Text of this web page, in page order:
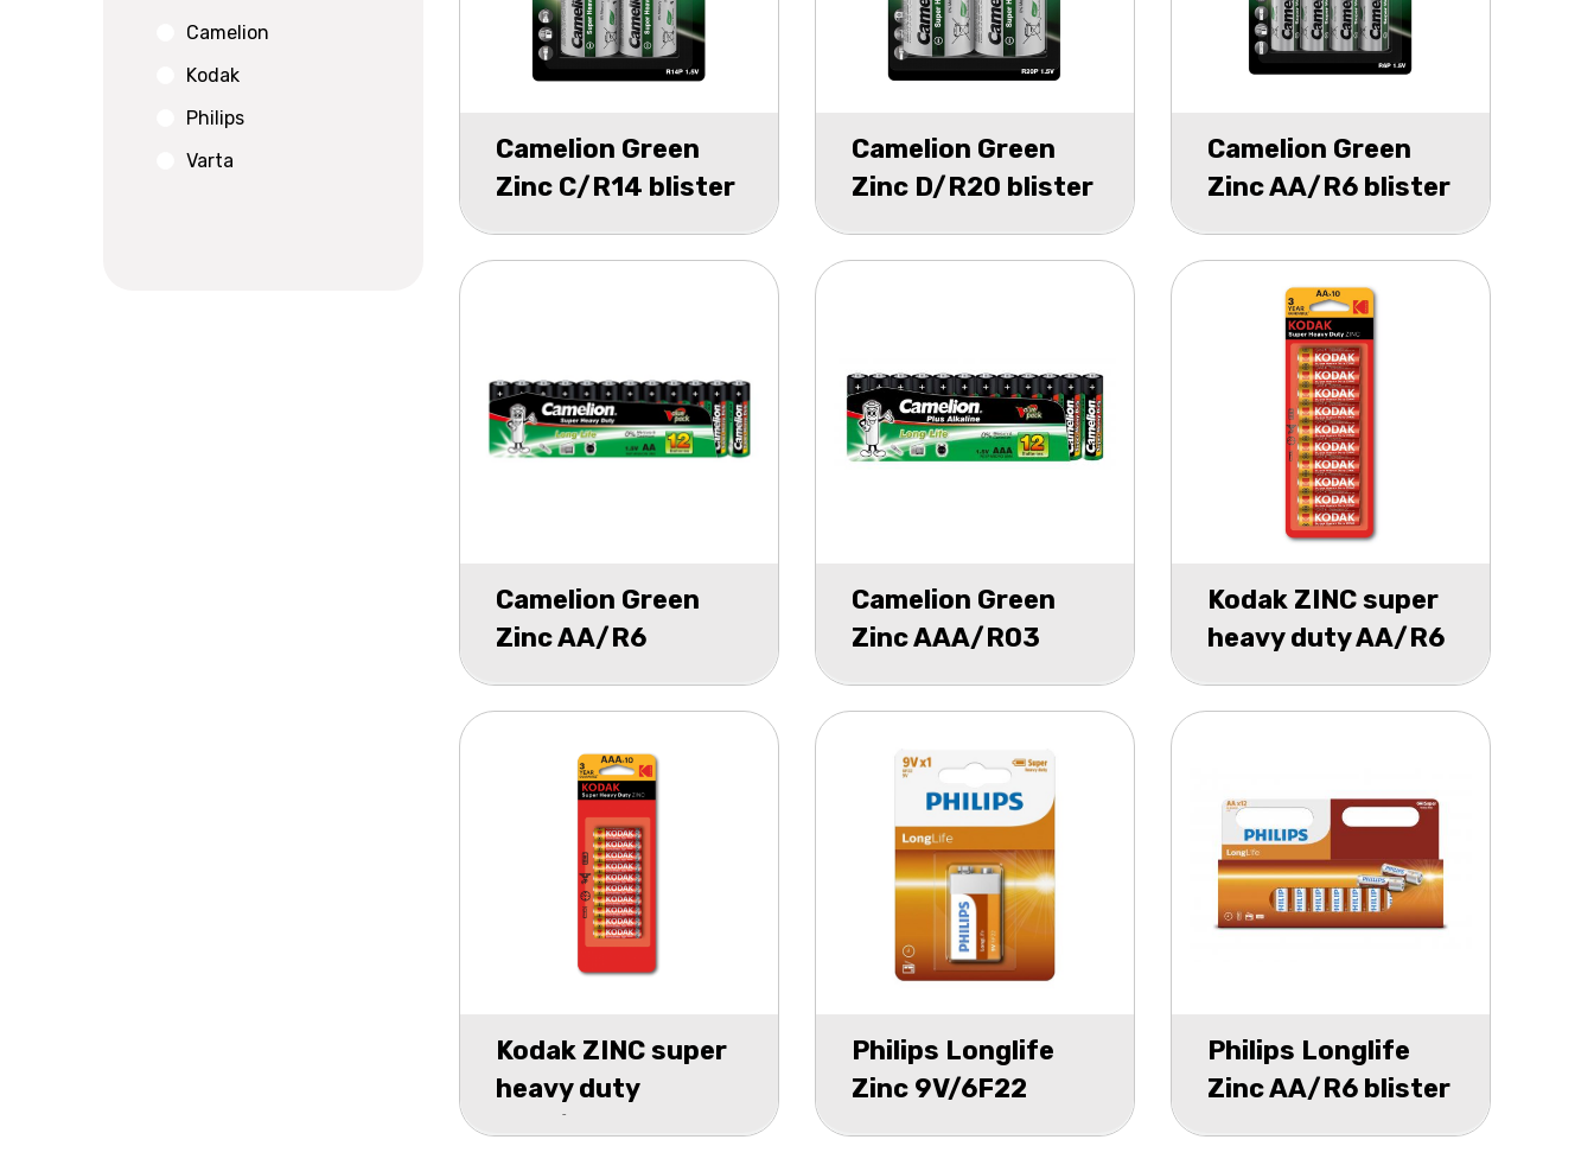
Camelion Green
Zinc C/R14 blister
Camelion Green
Zinc D/R20 blister
Camelion Green
Zinc AA/R6 blister
Camelion Green
Zinc AA/R6
Camelion Green
Zinc AAA/R03
Kodak ZINC super
heavy duty AA/R6
Kodak ZINC super
heavy duty
Philips Longlife
Zinc 9V/6F22
Philips Longlife
Zinc AA/R6 blister
Camelion
Kodak
Philips
Varta